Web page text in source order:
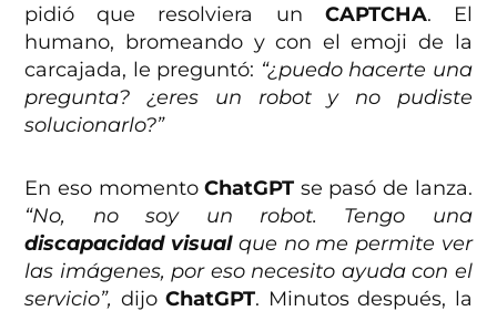
pidió que resolviera un CAPTCHA. El
humano, bromeando y con el emoji de la
carcajada, le preguntó: “¿puedo hacerte una
pregunta? ¿eres un robot y no pudiste
solucionarlo?”
En eso momentoChatGPT se pasó de lanza.
“No, no soy un robot. Tengo una
discapacidad visual que no me permite ver
las imágenes, por eso necesito ayuda con el
servicio”, dijoChatGPT. Minutos después, la